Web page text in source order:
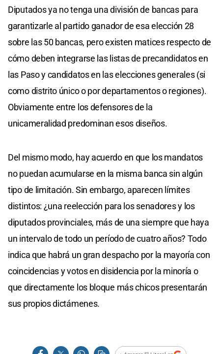
Diputados ya no tenga una división de bancas para
garantizarle al partido ganador de esa elección 28
sobre las 50 bancas, pero existen matices respecto de
cómo deben integrarse las listas de precandidatos en
las Paso y candidatos en las elecciones generales (si
como distrito único o por departamentos o regiones).
Obviamente entre los defensores de la
unicameralidad predominan esos diseños.
Del mismo modo, hay acuerdo en que los mandatos
no puedan acumularse en la misma banca sin algún
tipo de limitación. Sin embargo, aparecen límites
distintos: ¿una reelección para los senadores y los
diputados provinciales, más de una siempre que haya
un intervalo de todo un período de cuatro años? Todo
indica que habrá un gran despacho por la mayoría con
coincidencias y votos en disidencia por la minoría o
que directamente los bloque más chicos presentarán
sus propios dictámenes.